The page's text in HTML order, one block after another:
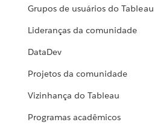
Grupos de usuários do Tableau
Lideranças da comunidade
DataDev
Projetos da comunidade
Vizinhança do Tableau
Programas acadêmicos